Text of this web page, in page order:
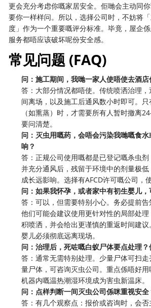
更会充分考虑你嘅家居安全。佢哋会主动同
要你一样样问。所以，选择公司时，不妨将
度」作为一个重要嘅评分标准。毕竟，屋企
服务都唔应该破坏呢份安全感。
常见问题 (FAQ)
问：施工期间，我哋一家人使唔使去酒店
答：大部分情况都唔使。传统喷洒治理
间离场，以及施工后通风数小时即可。
（如熏蒸）时，才需要所有人暂时撤离
要问清楚。
问：灭虫用嘅药，会唔会污染我哋嘅食
响？
答：正规公司使用嘅都是已登记嘅杀虫剂
并充分通风后，残留于环境中的剂量极
成长远影响。选择有AFCD许可嘅公司，
问：如果我怀孕，或者家中有初生婴儿
答：可以，但需要特别小心。务必提前告
他们可能会建议使用更针对性的局部处
积喷洒，并会给出更谨慎的重返时间建
婴儿必须彻底远离现场。
问：治理后，死咗嘅白蚁尸体要点处理？
答：通常无需特别处理。少量尸体可扫
量尸体，可咨询灭虫公司。重点係唔好
机器内嘅温热潮湿环境成为害虫新温床。
问：点样判断一间灭虫公司係咪重视安全
答：有几个观察点：报价或咨询时，会